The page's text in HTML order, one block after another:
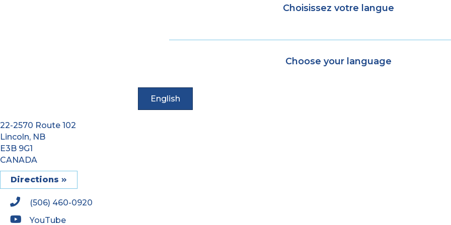
Choisissez votre langue
Choose your language
English
22-2570 Route 102
Lincoln, NB
E3B 9G1
CANADA
Directions
(506) 460-0920
YouTube